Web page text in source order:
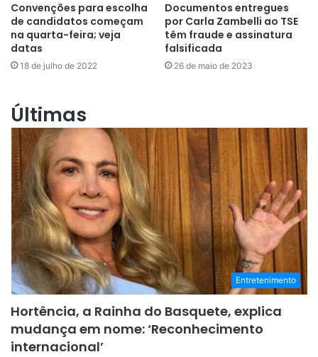
Convenções para escolha
de candidatos começam
na quarta-feira; veja
datas
18 de julho de 2022
Documentos entregues
por Carla Zambelli ao TSE
têm fraude e assinatura
falsificada
26 de maio de 2023
Últimas
Entretenimento
Hortência, a Rainha do Basquete, explica
mudança em nome: ‘Reconhecimento
internacional’